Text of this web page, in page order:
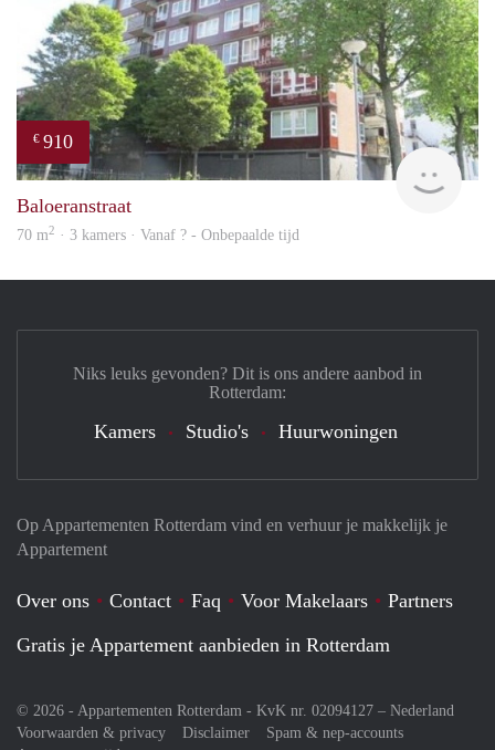
€ 910
rent
Baloeranstraat
70 m2 · 3 kamers · Vanaf ? - Onbepaalde tijd
Op Appartementen Rotterdam vind en verhuur je makkelijk je
Appartement
Over ons Contact Faq Voor Makelaars
Partners
Gratis je Appartement aanbieden in Rotterdam
© 2026 - Appartementen Rotterdam - KvK nr. 02094127 – Nederland
Voorwaarden & privacy
Disclaimer
Spam & nep-accounts
Niks leuks gevonden? Dit is ons andere aanbod in
Rotterdam:
Kamers Studio's Huurwoningen